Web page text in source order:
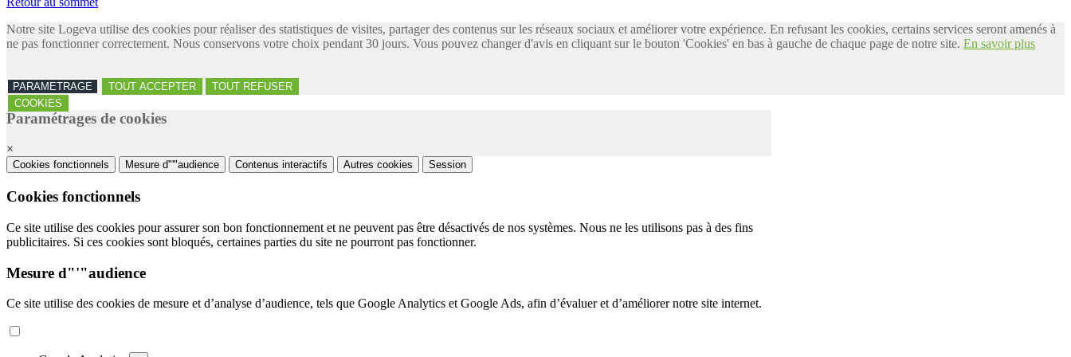
Notre site Logeva utilise des cookies pour réaliser des statistiques de visites, partager des contenus sur les réseaux sociaux et améliorer votre expérience. En refusant les cookies, certains services seront amenés à
ne pas fonctionner correctement. Nous conservons votre choix pendant 30 jours. Vous pouvez changer d'avis en cliquant sur le bouton 'Cookies' en bas à gauche de chaque page de notre site. En savoir plus
PARAMETRAGE TOUT ACCEPTER
TOUT REFUSER
COOKIES
Paramétrages de cookies
×
Cookies fonctionnels Mesure d"'"audience Contenus interactifs Autres cookies Session
Cookies fonctionnels
Ce site utilise des cookies pour assurer son bon fonctionnement et ne peuvent pas être désactivés de nos systèmes. Nous ne les utilisons pas à des fins
publicitaires. Si ces cookies sont bloqués, certaines parties du site ne pourront pas fonctionner.
Mesure d"'"audience
Ce site utilise des cookies de mesure et d’analyse d’audience, tels que Google Analytics et Google Ads, afin d’évaluer et d’améliorer notre site internet.